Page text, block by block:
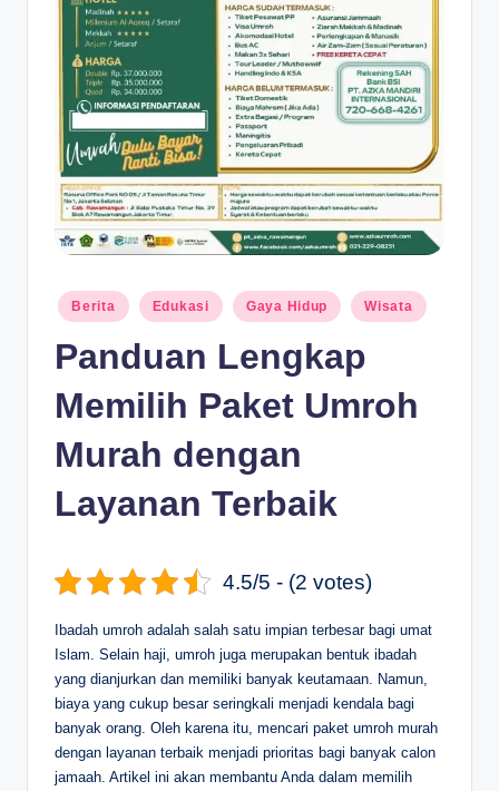
Posted
in
Berita Edukasi Gaya Hidup Wisata
Panduan Lengkap
Memilih Paket Umroh
Murah dengan
Layanan Terbaik
4.5/5 - (2 votes)
Ibadah umroh adalah salah satu impian terbesar bagi umat
Islam. Selain haji, umroh juga merupakan bentuk ibadah
yang dianjurkan dan memiliki banyak keutamaan. Namun,
biaya yang cukup besar seringkali menjadi kendala bagi
banyak orang. Oleh karena itu, mencari paket umroh murah
dengan layanan terbaik menjadi prioritas bagi banyak calon
jamaah. Artikel ini akan membantu Anda dalam memilih